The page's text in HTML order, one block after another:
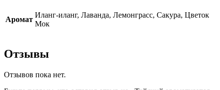
Аромат
Иланг-иланг, Лаванда, Лемонграсс, Сакура, Цветок
Мок
Отзывы
Отзывов пока нет.